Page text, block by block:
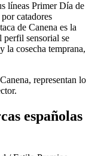
líneas Primer Día de
catadores
de Canena es la
perfil sensorial se
la cosecha temprana,
representan lo
españolas